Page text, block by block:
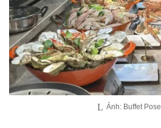
Ảnh: Buffet